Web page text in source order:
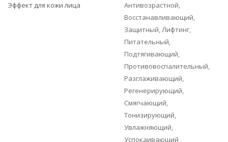
Эффект для кожи лица
Антивозрастной,
Восстанавливающий,
Защитный, Лифтинг,
Питательный,
Подтягивающий,
Противовоспалительный,
Разглаживающий,
Регенерирующий,
Смягчающий,
Тонизирующий,
Увлажняющий,
Успокаивающий